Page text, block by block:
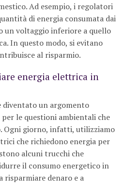
Ad esempio, i regolatori
di energia consumata dai
un voltaggio inferiore a quello
In questo modo, si evitano
al risparmio.
energia elettrica in
diventato un argomento
le questioni ambientali che
Ogni giorno, infatti, utilizziamo
che richiedono energia per
alcuni trucchi che
il consumo energetico in
risparmiare denaro e a